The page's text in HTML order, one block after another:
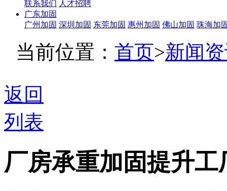
联系我们 人才招聘
广东加固
广州加固 深圳加固 东莞加固 惠州加固 佛山加固 珠海加
当前位置： 首页>新闻
返回
列表
厂房承重加固提升